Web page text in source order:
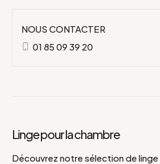
NOUS CONTACTER
01 85 09 39 20
Linge pour la chambre
Découvrez notre sélection de linge